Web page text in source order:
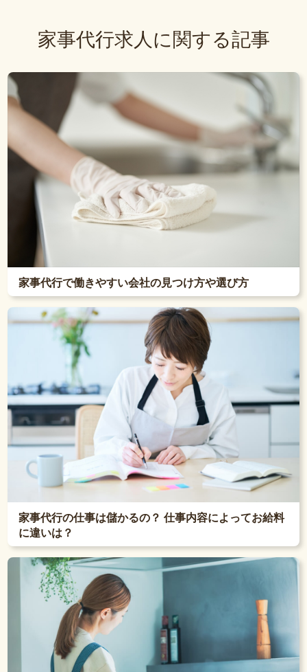
家事代行求人に関する記事
家事代行で働きやすい会社の見つけ方や選び方
家事代行の仕事は儲かるの？ 仕事内容によってお給料
に違いは？